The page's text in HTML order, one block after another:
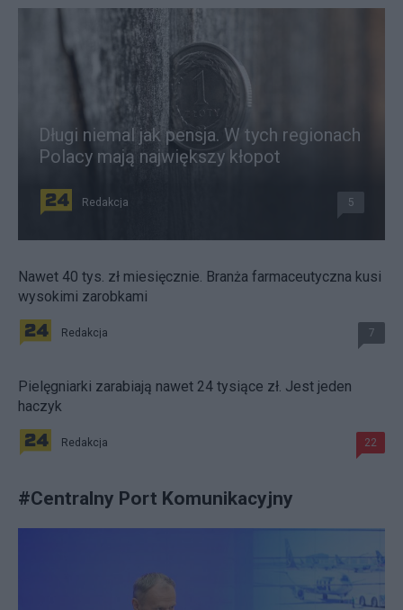
Długi niemal jak pensja. W tych regionach
Polacy mają największy kłopot
Redakcja 5
Nawet 40 tys. zł miesięcznie. Branża farmaceutyczna kusi
wysokimi zarobkami
Redakcja 7
Pielęgniarki zarabiają nawet 24 tysiące zł. Jest jeden
haczyk
Redakcja 22
#Centralny Port Komunikacyjny